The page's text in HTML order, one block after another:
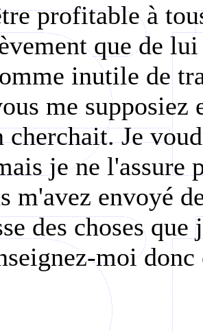
profitable à
que de
inutile de
me supposiez
Je
je ne l'assure
m'avez envoyé
des choses
moi